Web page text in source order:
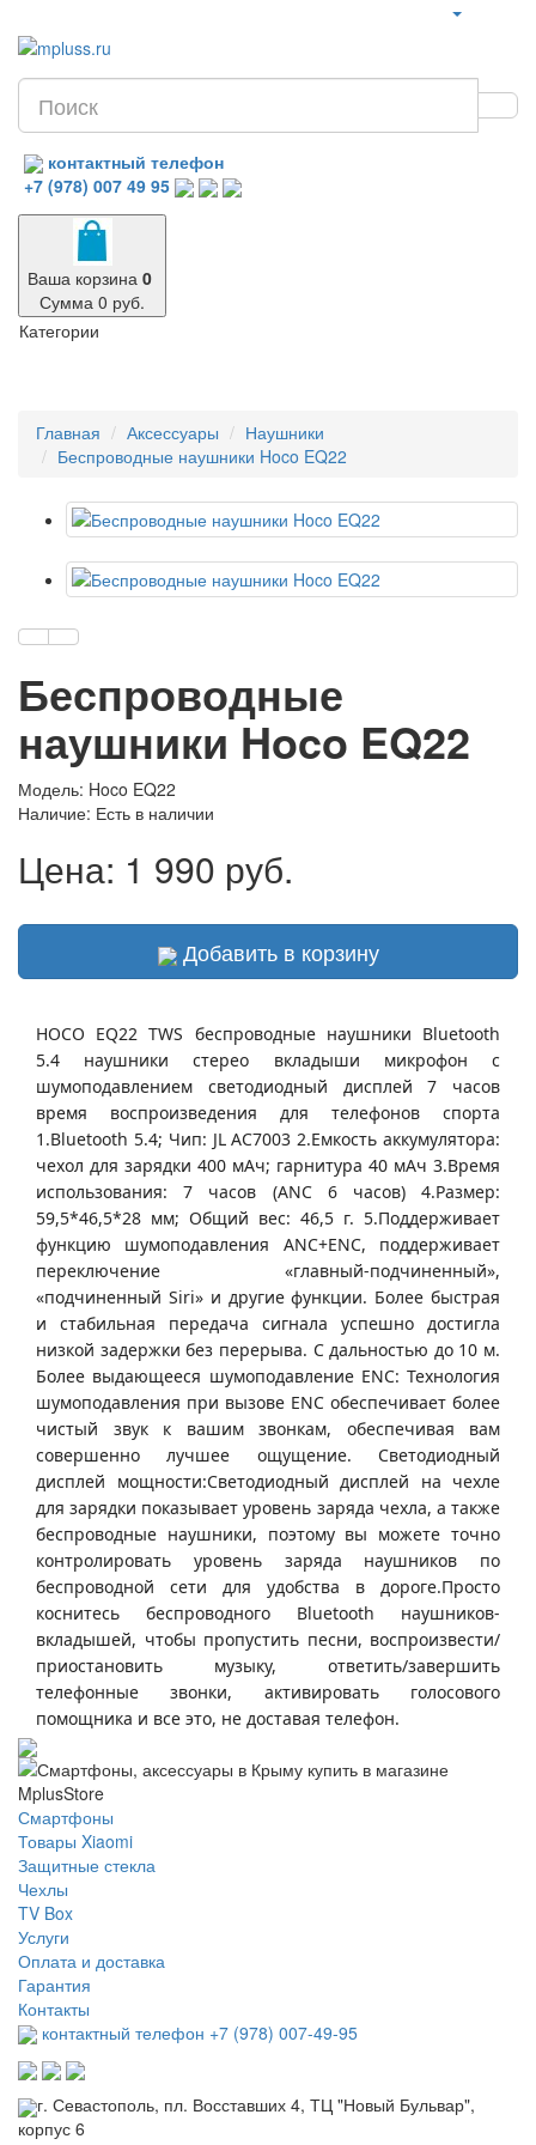
контактный телефон
+7 (978) 007 49 95
Ваша корзина 0
Сумма 0 руб.
Категории
Главная Аксессуары
Наушники
Беспроводные наушники Hoco EQ22
Беспроводные
наушники Hoco EQ22
Модель: Hoco EQ22
Наличие: Есть в наличии
Цена: 1 990 руб.
Добавить в корзину
HOCO EQ22 TWS беспроводные наушники Bluetooth
5.4 наушники стерео вкладыши микрофон с
шумоподавлением светодиодный дисплей 7 часов
время воспроизведения для телефонов спорта
1.Bluetooth 5.4; Чип: JL AC7003 2.Емкость аккумулятора:
чехол для зарядки 400 мАч; гарнитура 40 мАч 3.Время
использования: 7 часов (ANC 6 часов) 4.Размер:
59,5*46,5*28 мм; Общий вес: 46,5 г. 5.Поддерживает
функцию шумоподавления ANC+ENC, поддерживает
переключение «главный-подчиненный»,
«подчиненный Siri» и другие функции. Более быстрая
и стабильная передача сигнала успешно достигла
низкой задержки без перерыва. С дальностью до 10 м.
Более выдающееся шумоподавление ENC: Технология
шумоподавления при вызове ENC обеспечивает более
чистый звук к вашим звонкам, обеспечивая вам
совершенно лучшее ощущение. Светодиодный
дисплей мощности:Светодиодный дисплей на чехле
для зарядки показывает уровень заряда чехла, а также
беспроводные наушники, поэтому вы можете точно
контролировать уровень заряда наушников по
беспроводной сети для удобства в дороге.Просто
коснитесь беспроводного Bluetooth наушников-
вкладышей, чтобы пропустить песни, воспроизвести/
приостановить музыку, ответить/завершить
телефонные звонки, активировать голосового
помощника и все это, не доставая телефон.
Смартфоны
Товары Xiaomi
Защитные стекла
Чехлы
TV Box
Услуги
Оплата и доставка
Гарантия
Контакты
контактный телефон +7 (978) 007-49-95
г. Севастополь, пл. Восставших 4, ТЦ "Новый Бульвар",
корпус 6